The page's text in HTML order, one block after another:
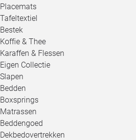
Placemats
Tafeltextiel
Bestek
Koffie & Thee
Karaffen & Flessen
Eigen Collectie
Slapen
Bedden
Boxsprings
Matrassen
Beddengoed
Dekbedovertrekken